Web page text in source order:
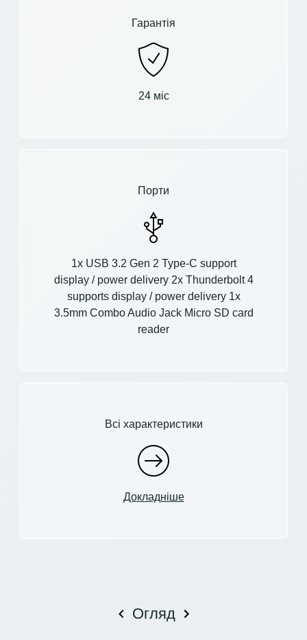
Гарантія
24 міс
Порти
1x USB 3.2 Gen 2 Type-C support
display / power delivery 2x Thunderbolt 4
supports display / power delivery 1x
3.5mm Combo Audio Jack Micro SD card
reader
Всі характеристики
Докладніше
Огляд